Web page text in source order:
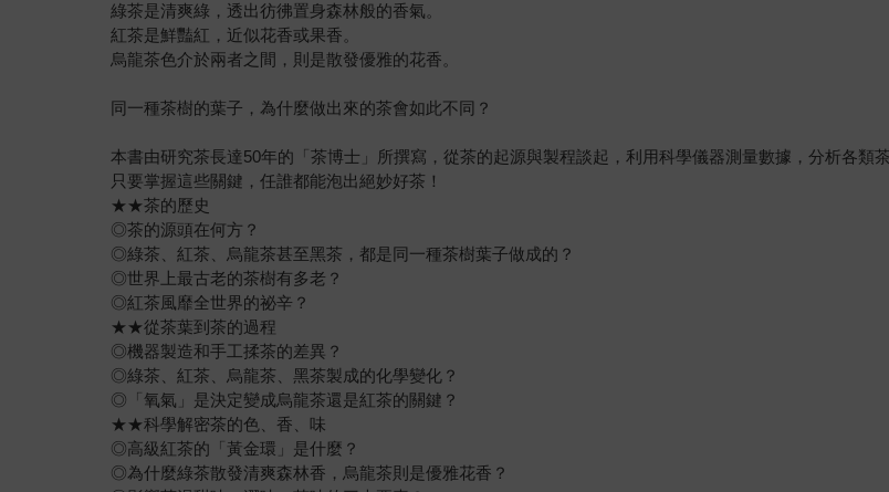
綠茶是清爽綠，透出彷彿置身森林般的香氣。
紅茶是鮮豔紅，近似花香或果香。
烏龍茶色介於兩者之間，則是散發優雅的花香。
同一種茶樹的葉子，為什麼做出來的茶會如此不同？
本書由研究茶長達50年的「茶博士」所撰寫，從茶的起源與製程談起，利用科學儀器測量數據，分析各類
只要掌握這些關鍵，任誰都能泡出絕妙好茶！
★★茶的歷史
◎茶的源頭在何方？
◎綠茶、紅茶、烏龍茶甚至黑茶，都是同一種茶樹葉子做成的？
◎世界上最古老的茶樹有多老？
◎紅茶風靡全世界的祕辛？
★★從茶葉到茶的過程
◎機器製造和手工揉茶的差異？
◎綠茶、紅茶、烏龍茶、黑茶製成的化學變化？
◎「氧氣」是決定變成烏龍茶還是紅茶的關鍵？
★★科學解密茶的色、香、味
◎高級紅茶的「黃金環」是什麼？
◎為什麼綠茶散發清爽森林香，烏龍茶則是優雅花香？